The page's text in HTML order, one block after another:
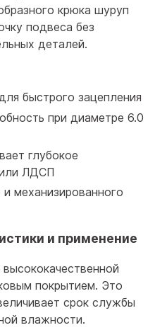
крюка шуруп
подвеса без
деталей.
быстрого зацепления
при диаметре 6.0
глубокое
или ЛДСП
механизированного
и применение
покрытием. Это
срок службы
влажности.